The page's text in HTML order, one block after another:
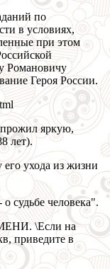
по
в условиях,
при этом
Романовичу
Героя России.
яркую,
лет).
его ухода из жизни
судьбе человека".
\Если на
приведите в